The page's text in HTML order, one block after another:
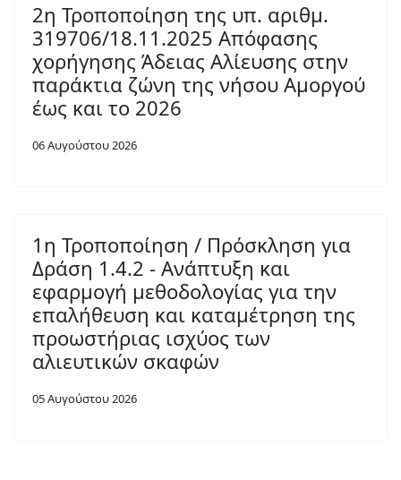
2η Τροποποίηση της υπ. αριθμ.
319706/18.11.2025 Απόφασης
χορήγησης Άδειας Αλίευσης στην
παράκτια ζώνη της νήσου Αμοργού
έως και το 2026
06 Αυγούστου 2026
1η Τροποποίηση / Πρόσκληση για
Δράση 1.4.2 - Ανάπτυξη και
εφαρμογή μεθοδολογίας για την
επαλήθευση και καταμέτρηση της
προωστήριας ισχύος των
αλιευτικών σκαφών
05 Αυγούστου 2026